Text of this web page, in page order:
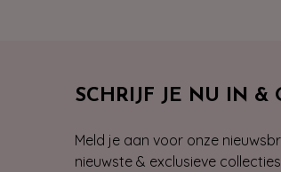
SCHRIJF JE NU IN &
Meld je aan voor onze
nieuwste & exclusieve